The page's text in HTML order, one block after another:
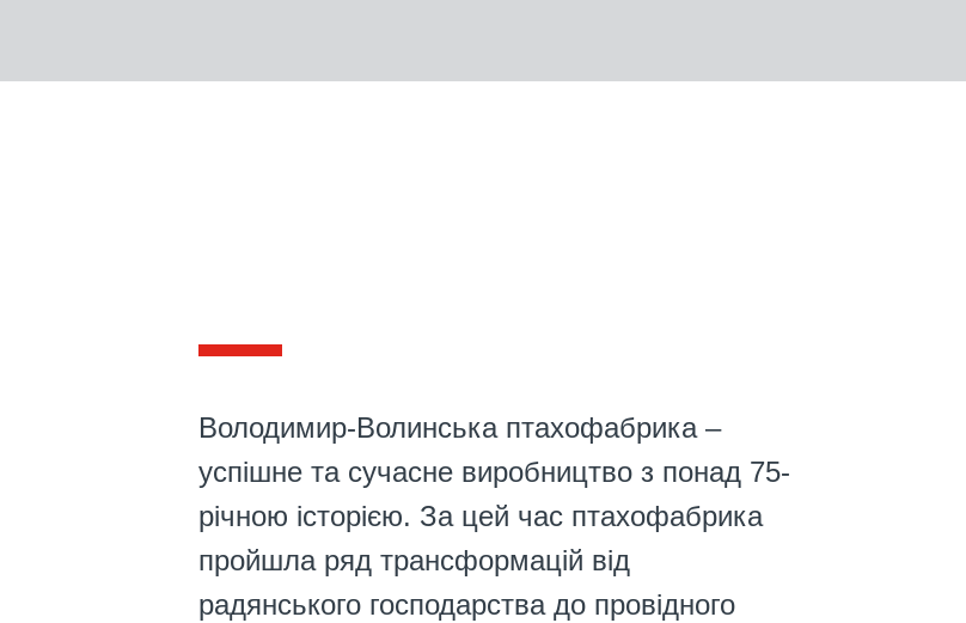
Володимир-Волинська птахофабрика –
успішне та сучасне виробництво з понад 75-
річною історією. За цей час птахофабрика
пройшла ряд трансформацій від
радянського господарства до провідного